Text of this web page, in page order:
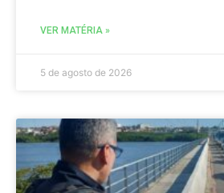
VER MATÉRIA »
5 de agosto de 2026